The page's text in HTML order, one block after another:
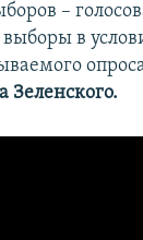
–
в
Зеленского.